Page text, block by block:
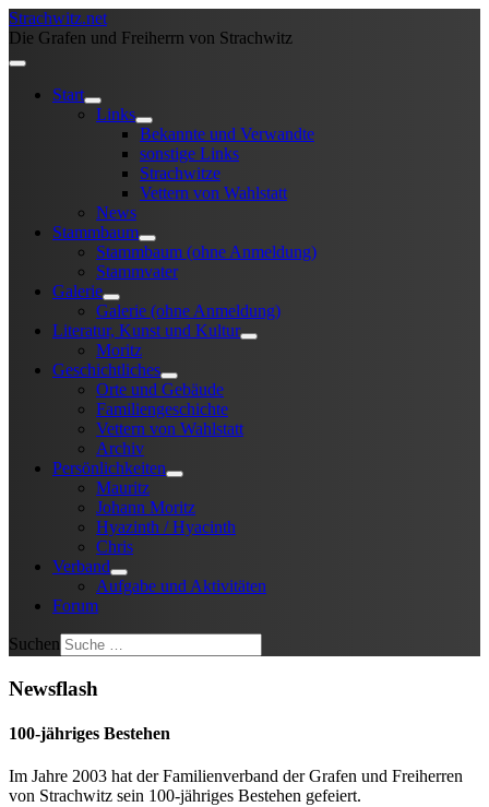
Strachwitz.net
Die Grafen und Freiherrn von Strachwitz
Start
Links
Bekannte und Verwandte
sonstige Links
Strachwitze
Vettern von Wahlstatt
News
Stammbaum
Stammbaum (ohne Anmeldung)
Stammvater
Galerie
Galerie (ohne Anmeldung)
Literatur, Kunst und Kultur
Moritz
Geschichtliches
Orte und Gebäude
Familiengeschichte
Vettern von Wahlstatt
Archiv
Persönlichkeiten
Mauritz
Johann Moritz
Hyazinth / Hyacinth
Chris
Verband
Aufgabe und Aktivitäten
Forum
Suchen
Newsflash
100-jähriges Bestehen
Im Jahre 2003 hat der Familienverband der Grafen und Freiherren
von Strachwitz sein 100-jähriges Bestehen gefeiert.